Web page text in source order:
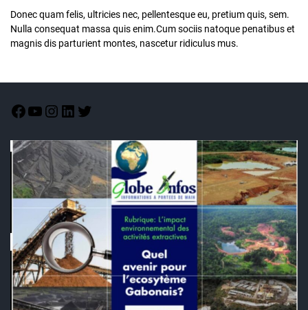
Donec quam felis, ultricies nec, pellentesque eu, pretium quis, sem.
Nulla consequat massa quis enim.Cum sociis natoque penatibus et
magnis dis parturient montes, nascetur ridiculus mus.